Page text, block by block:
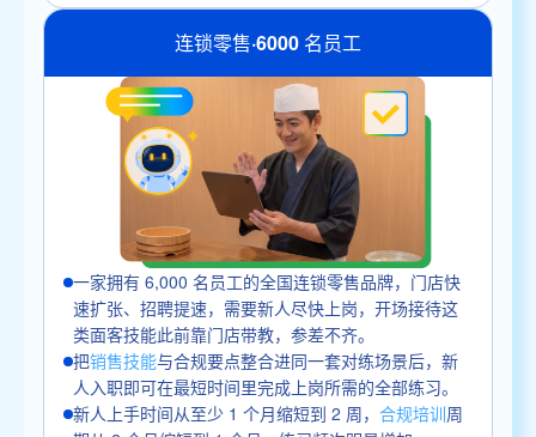
连锁零售·6000 名员工
一家拥有 6,000 名员工的全国连锁零售品牌，门店快
速扩张、招聘提速，需要新人尽快上岗，开场接待这
类面客技能此前靠门店带教，参差不齐。
把销售技能与合规要点整合进同一套对练场景后，新
人入职即可在最短时间里完成上岗所需的全部练习。
新人上手时间从至少 1 个月缩短到 2 周， 合规培训周